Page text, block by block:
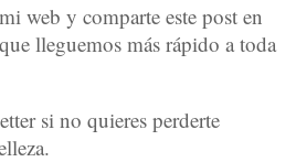
web y comparte este post en
lleguemos más rápido a toda
si no quieres perderte